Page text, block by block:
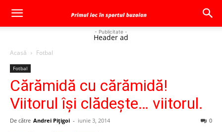
- Publicitate -
Header ad
Acasă Fotbal
Fotbal
Cărămidă cu cărămidă!
Viitorul îşi clădeşte… viitorul.
De către Andrei Pițigoi - iunie 3, 2014 0